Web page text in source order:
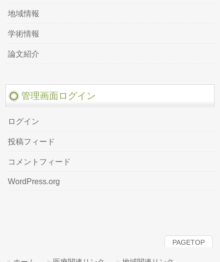
地域情報
学術情報
論文紹介
管理画面ログイン
ログイン
投稿フィード
コメントフィード
WordPress.org
PAGETOP